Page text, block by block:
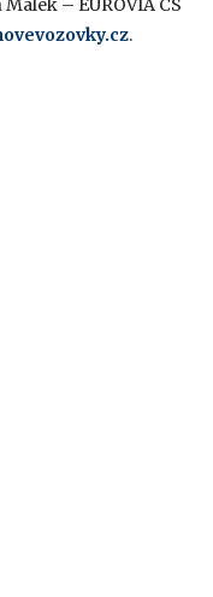
– EUROVIA CS
.